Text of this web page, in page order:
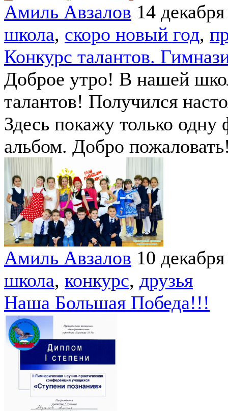
Амиль Авзалов 14
школа, скоро новый год,
Конкурс талантов.
Доброе утро! В нашей
талантов! Получился
Здесь покажу только
альбом. Добро
Амиль Авзалов 10
школа, конкурс, друзья
Наша Большая Победа!!!